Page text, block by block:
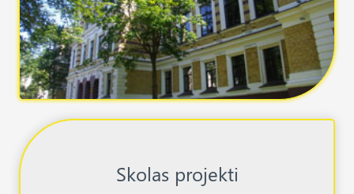
Skolas projekti